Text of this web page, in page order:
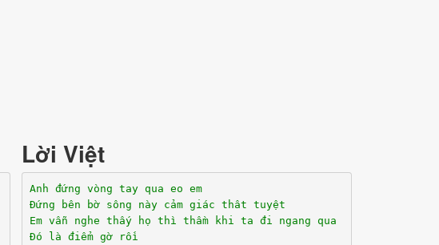
Lời Việt
Anh đứng vòng tay qua eo em
Đứng bên bờ sông này cảm giác thât tuyệt
Em vẫn nghe thấy họ thì thầm khi ta đi ngang qua
Đó là điểm gờ rồi